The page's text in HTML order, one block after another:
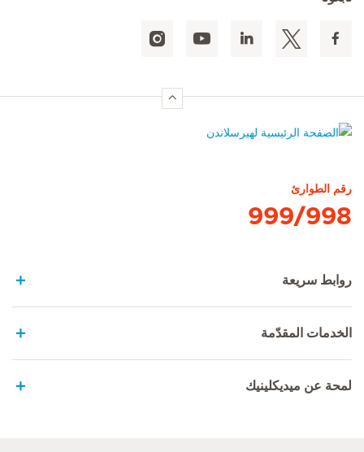
رقم الطوارئ
999/998
روابط سريعة
الخدمات المقدّمة
لمحة عن ميديكلينيك